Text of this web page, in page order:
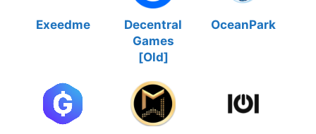
Exeedme
Decentral
Games
[Old]
OceanPark